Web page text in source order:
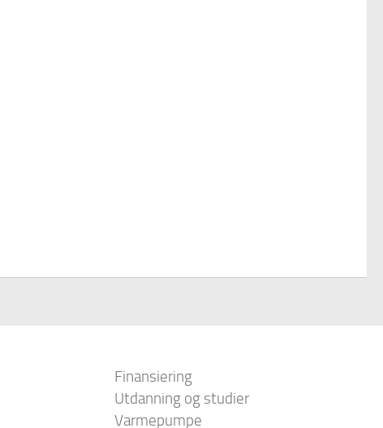
Finansiering
Utdanning og studier
Varmepumpe